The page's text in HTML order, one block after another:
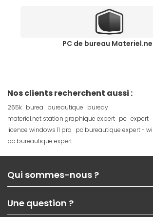
PC de bureau
Nos clients recherchent aussi :
265k burea bureautique bureay
materiel.net station graphique expert pc expert
licence windows 11 pro pc bureautique expert -
pc bureautique expert
Qui sommes-nous ?
Nos services
Une question ?